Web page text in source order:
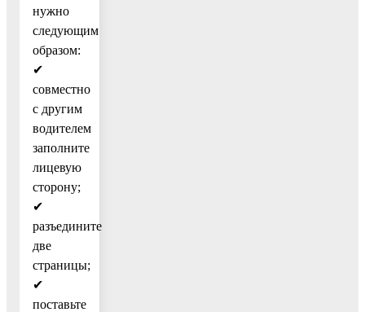
нужно
следующим
образом:
✔
совместно
с другим
водителем
заполните
лицевую
сторону;
✔
разъедините
две
страницы;
✔
поставьте